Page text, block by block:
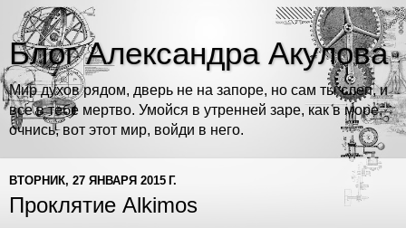
Блог Александра Акулова
Мир духов рядом, дверь не на запоре, но сам ты слеп, и
все в тебе мертво. Умойся в утренней заре, как в море,
очнись, вот этот мир, войди в него.
ВТОРНИК, 27 ЯНВАРЯ 2015 Г.
Проклятие Alkimos